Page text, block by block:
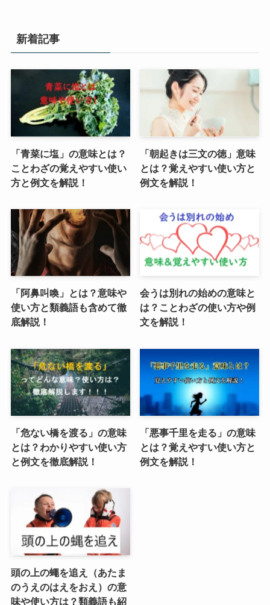
新着記事
「青菜に塩」の意味とは？
ことわざの覚えやすい使い
方と例文を解説！
「朝起きは三文の徳」意味
とは？覚えやすい使い方と
例文を解説！
「阿鼻叫喚」とは？意味や
使い方と類義語も含めて徹
底解説！
会うは別れの始めの意味と
は？ことわざの使い方や例
文を解説！
「危ない橋を渡る」の意味
とは？わかりやすい使い方
と例文を徹底解説！
「悪事千里を走る」の意味
とは？覚えやすい使い方と
例文を解説！
頭の上の蠅を追え（あたま
のうえのはえをおえ）の意
味や使い方は？類義語も紹